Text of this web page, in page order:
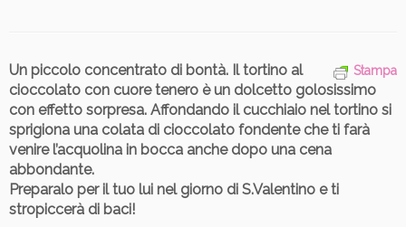
Stampa
Un piccolo concentrato di bontà. Il tortino al
cioccolato con cuore tenero è un dolcetto golosissimo
con effetto sorpresa. Affondando il cucchiaio nel tortino si
sprigiona una colata di cioccolato fondente che ti farà
venire l’acquolina in bocca anche dopo una cena
abbondante.
Preparalo per il tuo lui nel giorno di S.Valentino e ti
stropiccerà di baci!